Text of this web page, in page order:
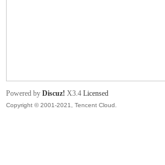
Powered by Discuz! X3.4 Licensed
Copyright © 2001-2021, Tencent Cloud.